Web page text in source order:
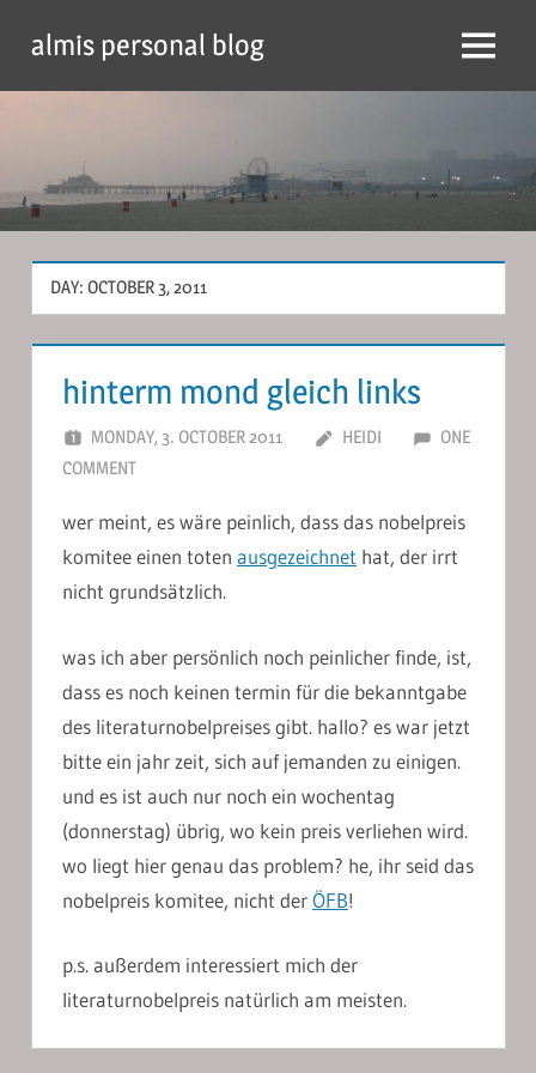
content
almis personal blog Menu
DAY: OCTOBER 3, 2011
hinterm mond gleich links
MONDAY, 3. OCTOBER 2011 HEIDI
ONE
COMMENT
wer meint, es wäre peinlich, dass das nobelpreis
komitee einen toten ausgezeichnet hat, der irrt
nicht grundsätzlich.
was ich aber persönlich noch peinlicher finde, ist,
dass es noch keinen termin für die bekanntgabe
des literaturnobelpreises gibt. hallo? es war jetzt
bitte ein jahr zeit, sich auf jemanden zu einigen.
und es ist auch nur noch ein wochentag
(donnerstag) übrig, wo kein preis verliehen wird.
wo liegt hier genau das problem? he, ihr seid das
nobelpreis komitee, nicht derÖFB!
p.s. außerdem interessiert mich der
literaturnobelpreis natürlich am meisten.